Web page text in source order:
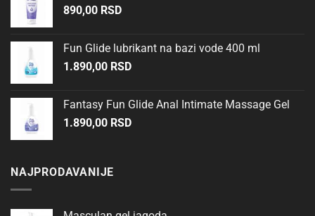
890,00 RSD
Fun Glide lubrikant na bazi vode 400 ml
1.890,00 RSD
Fantasy Fun Glide Anal Intimate Massage Gel
1.890,00 RSD
NAJPRODAVANIJE